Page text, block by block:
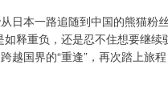
日本一路追随到中国的熊猫粉
如释重负，还是忍不住想要继
越国界的“重逢”，再次踏上旅程